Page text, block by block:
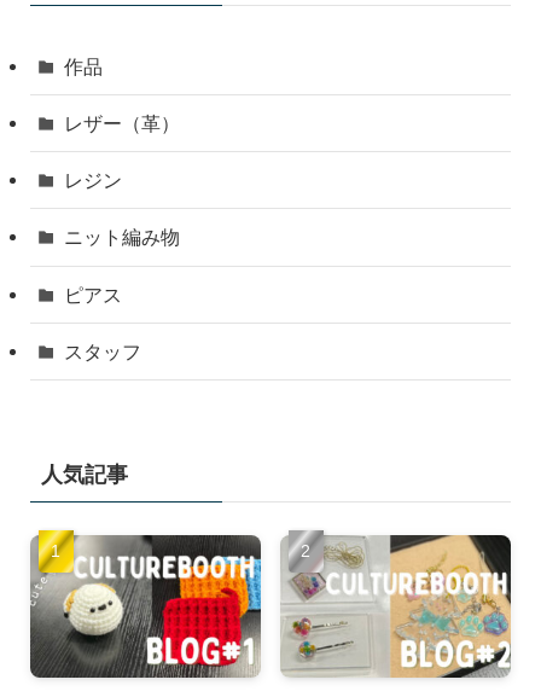
作品
レザー（革）
レジン
ニット編み物
ピアス
スタッフ
人気記事